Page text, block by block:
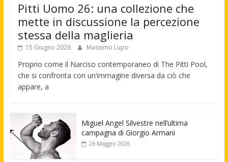
Pitti Uomo 26: una collezione che
mette in discussione la percezione
stessa della maglieria
15 Giugno 2026 Massimo Lupo
Proprio come il Narciso contemporaneo di The Pitti Pool,
che si confronta con un’immagine diversa da ciò che
appare, a
Miguel Angel Silvestre nell’ultima
campagna di Giorgio Armani
26 Maggio 2026